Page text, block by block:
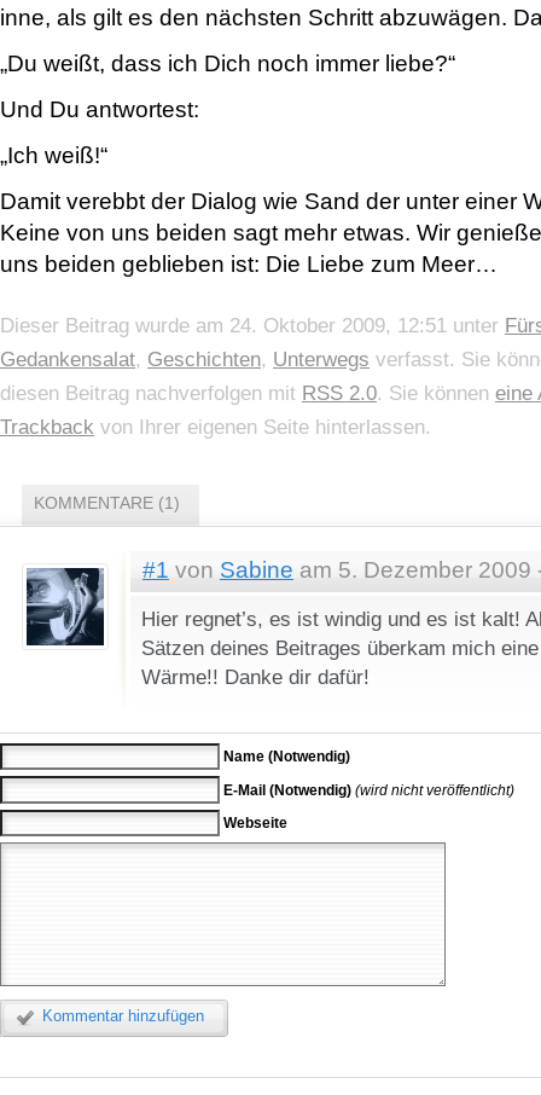
inne, als gilt es den nächsten Schritt abzuwägen.
„Du weißt, dass ich Dich noch immer liebe?“
Und Du antwortest:
„Ich weiß!“
Damit verebbt der Dialog wie Sand der unter einer
Keine von uns beiden sagt mehr etwas. Wir
uns beiden geblieben ist: Die Liebe zum Meer…
Dieser Beitrag wurde am 24. Oktober 2009, 12:51 unter
Gedankensalat, Geschichten, Unterwegs verfasst. Sie
diesen Beitrag nachverfolgen mit RSS 2.0. Sie können eine
Trackback von Ihrer eigenen Seite hinterlassen.
KOMMENTARE (1)
#1 von Sabine am 5. Dezember 2009
Hier regnet’s, es ist windig und es ist kalt!
Sätzen deines Beitrages überkam mich
Wärme!! Danke dir dafür!
Name (Notwendig)
E-Mail (Notwendig) (wird nicht veröffentlicht)
Webseite
Kommentar hinzufügen